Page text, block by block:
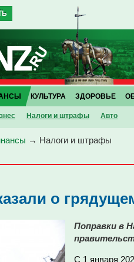
Налоги и штрафы Авто
КУЛЬТУРА ЗДОРОВЬЕ
→ Налоги и штрафы
о
Поправки в
С 1 января